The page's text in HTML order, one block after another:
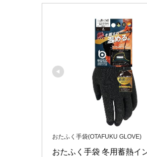
おたふく手袋(OTAFUKU GLOVE)
おたふく手袋 冬用蓄熱イ